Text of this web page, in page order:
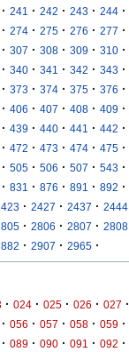
· 241 · 242 · 243 · 244 ·
· 274 · 275 · 276 · 277 ·
· 307 · 308 · 309 · 310 ·
· 340 · 341 · 342 · 343 ·
· 373 · 374 · 375 · 376 ·
· 406 · 407 · 408 · 409 ·
· 439 · 440 · 441 · 442 ·
· 472 · 473 · 474 · 475 ·
· 505 · 506 · 507 · 543 ·
· 831 · 876 · 891 · 892 ·
· 2427 · 2437 · 2444
· 2806 · 2807 · 2808
· 2907 · 2965 ·
· 024 · 025 · 026 · 027 ·
· 056 · 057 · 058 · 059 ·
· 089 · 090 · 091 · 092 ·